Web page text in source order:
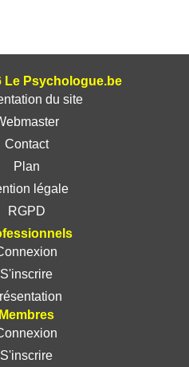
Le Psychologue.be
du site
Contact
Plan
légale
RGPD
S'inscrire
Membres
S'inscrire